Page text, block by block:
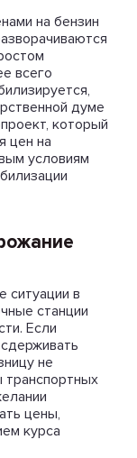
на бензин
всего
думе
который
цен на
условиям
ситуации в
станции
Если
не
транспортных
цены,
курса